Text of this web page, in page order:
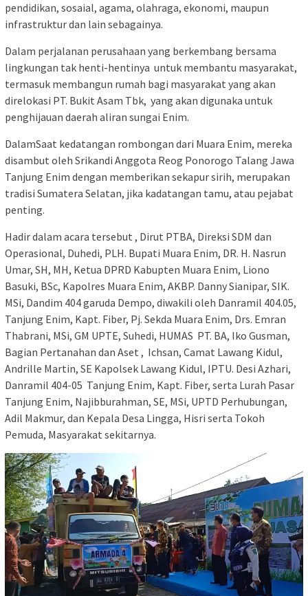
pendidikan, sosaial, agama, olahraga, ekonomi, maupun
infrastruktur dan lain sebagainya.
Dalam perjalanan perusahaan yang berkembang bersama
lingkungan tak henti-hentinya untuk membantu masyarakat,
termasuk membangun rumah bagi masyarakat yang akan
direlokasi PT. Bukit Asam Tbk, yang akan digunaka untuk
penghijauan daerah aliran sungai Enim.
DalamSaat kedatangan rombongan dari Muara Enim, mereka
disambut oleh Srikandi Anggota Reog Ponorogo Talang Jawa
Tanjung Enim dengan memberikan sekapur sirih, merupakan
tradisi Sumatera Selatan, jika kadatangan tamu, atau pejabat
penting.
Hadir dalam acara tersebut , Dirut PTBA, Direksi SDM dan
Operasional, Duhedi, PLH. Bupati Muara Enim, DR. H. Nasrun
Umar, SH, MH, Ketua DPRD Kabupten Muara Enim, Liono
Basuki, BSc, Kapolres Muara Enim, AKBP. Danny Sianipar, SIK.
MSi, Dandim 404 garuda Dempo, diwakili oleh Danramil 404.05,
Tanjung Enim, Kapt. Fiber, Pj. Sekda Muara Enim, Drs. Emran
Thabrani, MSi, GM UPTE, Suhedi, HUMAS PT. BA, Iko Gusman,
Bagian Pertanahan dan Aset , Ichsan, Camat Lawang Kidul,
Andrille Martin, SE Kapolsek Lawang Kidul, IPTU. Desi Azhari,
Danramil 404-05 Tanjung Enim, Kapt. Fiber, serta Lurah Pasar
Tanjung Enim, Najibburahman, SE, MSi, UPTD Perhubungan,
Adil Makmur, dan Kepala Desa Lingga, Hisri serta Tokoh
Pemuda, Masyarakat sekitarnya.